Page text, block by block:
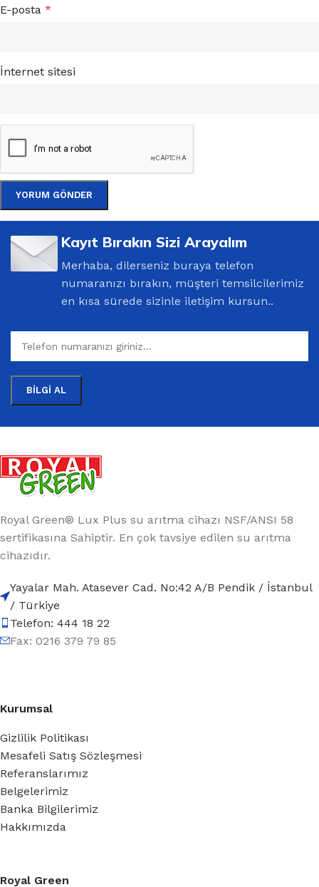
E-posta *
İnternet sitesi
Kayıt Bırakın Sizi Arayalım
Merhaba, dilerseniz buraya telefon
numaranızı bırakın, müşteri temsilcilerimiz
en kısa sürede sizinle iletişim kursun..
Royal Green® Lux Plus su arıtma cihazı NSF/ANSI 58
sertifikasına Sahiptir. En çok tavsiye edilen su arıtma
cihazıdır.
Yayalar Mah. Atasever Cad. No:42 A/B Pendik / İstanbul
/ Türkiye
Telefon: 444 18 22
Fax: 0216 379 79 85
Kurumsal
Gizlilik Politikası
Mesafeli Satış Sözleşmesi
Referanslarımız
Belgelerimiz
Banka Bilgilerimiz
Hakkımızda
Royal Green